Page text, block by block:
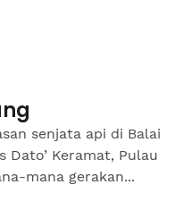
senjata api di Balai
Dato’ Keramat, Pulau
mana gerakan...